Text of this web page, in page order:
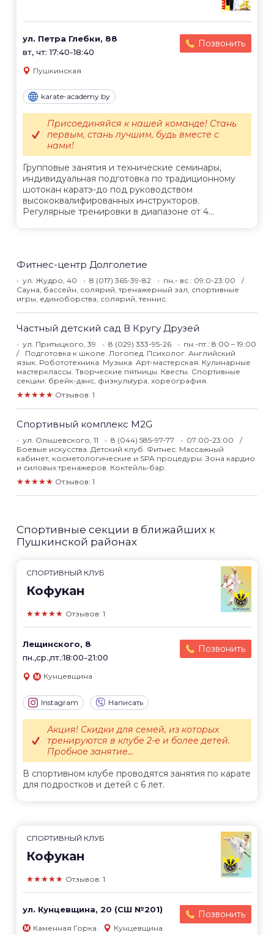
ул. Петра Глебки, 88
вт, чт: 17:40-18:40
Позвонить
Пушкинская
karate-academy.by
Групповые занятия и технические семинары,
индивидуальная подготовка по традиционному
шотокан каратэ-до под руководством
высококвалифированных инструкторов.
Регулярные тренировки в диапазоне от 4...
Присоединяйся к нашей команде! Стань
первым, стань лучшим, будь вместе с
нами!
Фитнес-центр Долголетие
ул. Жудро, 40 8 (017) 365-39-82
пн.- вс.: 09:0-23:00
Сауна, бассейн, солярий, тренажерный зал, спортивные
игры, единоборства, солярий, теннис.
Частный детский сад В Кругу Друзей
ул. Притыцкого, 39 8 (029) 333-95-26
пн.-пт.: 8:00 – 19:00
Подготовка к школе. Логопед. Психолог. Английский
язык. Робототехника. Музыка. Арт-мастерская. Кулинарные
мастерклассы. Творческие пятницы. Квесты. Спортивные
секции: брейк-данс, физкультура, хореография.
★★★★★ Отзывов: 1
Спортивный комплекс M2G
ул. Ольшевского, 11 8 (044) 585-97-77
07:00-23:00
Боевые искусства. Детский клуб. Фитнес. Массажный
кабинет, косметологические и SPA процедуры. Зона кардио
и силовых тренажеров. Коктейль-бар.
★★★★★ Отзывов: 1
Спортивные секции в ближайших к
Пушкинской районах
СПОРТИВНЫЙ КЛУБ
Кофукан
★★★★★ Отзывов: 1
Лещинского, 8
пн.,ср.,пт.:18:00-21:00
Позвонить
Кунцевщина
Instagram Написать
В спортивном клубе проводятся занятия по карате
для подростков и детей с 6 лет.
Акция! Скидки для семей, из которых
тренируются в клубе 2-е и более детей.
Пробное занятие...
СПОРТИВНЫЙ КЛУБ
Кофукан
★★★★★ Отзывов: 1
ул. Кунцевщина, 20 (СШ №201) Позвонить
Каменная Горка Кунцевщина